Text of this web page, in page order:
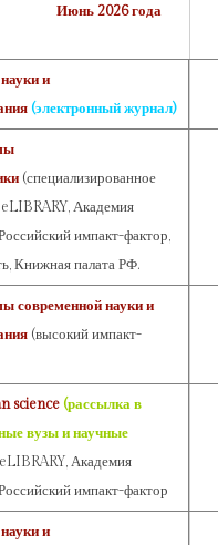
Июнь 2026 года
и
(электронный журнал)
(специализированное
eLIBRARY, Академия
импакт-фактор,
Книжная палата РФ.
современной науки и
(высокий импакт-
science (рассылка в
вузы и научные
eLIBRARY, Академия
импакт-фактор
и